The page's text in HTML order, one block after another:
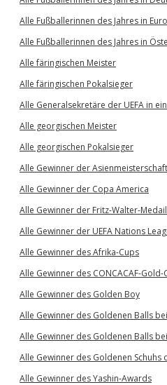
Alle Fußballerinnen des Jahres in
Alle Fußballerinnen des Jahres in
Alle färingischen Meister
Alle färingischen Pokalsieger
Alle Generalsekretäre der UEFA in
Alle georgischen Meister
Alle georgischen Pokalsieger
Alle Gewinner der Asienmeisterschaft
Alle Gewinner der Copa America
Alle Gewinner der Fritz-Walter-
Alle Gewinner der UEFA Nations
Alle Gewinner des Afrika-Cups
Alle Gewinner des CONCACAF-Gold-
Alle Gewinner des Golden Boy
Alle Gewinner des Goldenen Balls
Alle Gewinner des Goldenen Balls
Alle Gewinner des Goldenen Schuhs
Alle Gewinner des Yashin-Awards